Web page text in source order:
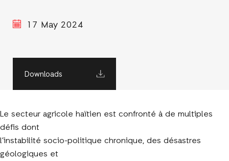
17 May 2024
Downloads
Le secteur agricole haïtien est confronté à de multiples
défis dont
l’instabilité socio-politique chronique, des désastres
géologiques et